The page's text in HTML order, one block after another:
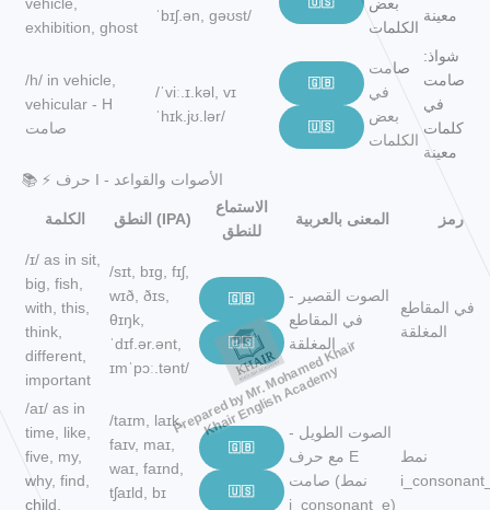
Prepared by Mr. Mohamed Khair
Khair English Academy
vehicle,
exhibition, ghost
ˈbɪʃ.ən, ɡəʊst/
بعض
الكلمات
معينة
/h/ in vehicle,
vehicular - H
صامت
/ˈviː.ɪ.kəl, vɪ
ˈhɪk.jʊ.lər/
🇬🇧
🇺🇸
صامت
في
بعض
الكلمات
شواذ:
صامت
في
كلمات
معينة
📚 ⚡ حرف I - الأصوات والقواعد
الكلمة النطق (IPA)
الاستماع
للنطق
المعنى بالعربية رمز
/ɪ/ as in sit,
big, fish,
with, this,
think,
different,
important
/sɪt, bɪɡ, fɪʃ,
wɪð, ðɪs,
θɪŋk,
ˈdɪf.ər.ənt,
ɪmˈpɔː.tənt/
🇬🇧
🇺🇸
الصوت القصير -
في المقاطع
المغلقة
في المقاطع
المغلقة
/aɪ/ as in
time, like,
five, my,
why, find,
child,
/taɪm, laɪk,
faɪv, maɪ,
waɪ, faɪnd,
tʃaɪld, bɪ
🇬🇧
🇺🇸
الصوت الطويل -
مع حرف E
صامت (نمط
i_consonant_e)
نمط